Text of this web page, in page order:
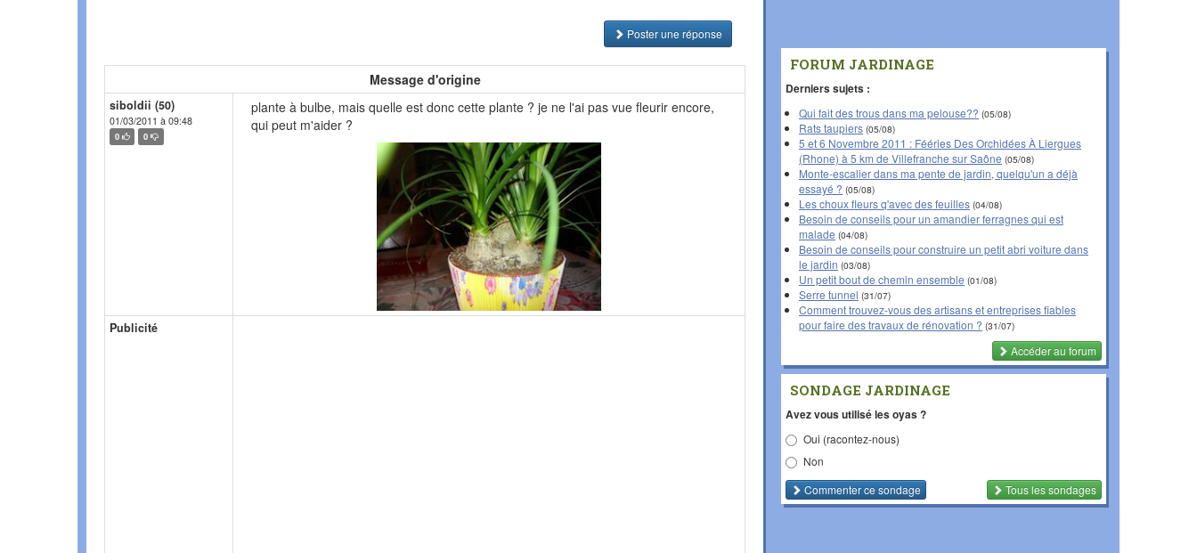
Poster une réponse
Message d'origine
siboldii (50)
01/03/2011 à 09:48
0 0
plante à bulbe, mais quelle est donc cette plante ? je ne l'ai pas vue fleurir encore,
qui peut m'aider ?
Publicité
FORUM JARDINAGE
Derniers sujets :
Qui fait des trous dans ma pelouse?? (05/08)
Rats taupiers (05/08)
5 et 6 Novembre 2011 : Fééries Des Orchidées À Liergues
(Rhone) à 5 km de Villefranche sur Saône (05/08)
Monte-escalier dans ma pente de jardin, quelqu'un a déjà
essayé ? (05/08)
Les choux fleurs q'avec des feuilles (04/08)
Besoin de conseils pour un amandier ferragnes qui est
malade (04/08)
Besoin de conseils pour construire un petit abri voiture dans
le jardin (03/08)
Un petit bout de chemin ensemble (01/08)
Serre tunnel (31/07)
Comment trouvez-vous des artisans et entreprises fiables
pour faire des travaux de rénovation ? (31/07)
Accéder au forum
SONDAGE JARDINAGE
Avez vous utilisé les oyas ?
Oui (racontez-nous)
Non
Commenterce sondage Tous les sondages